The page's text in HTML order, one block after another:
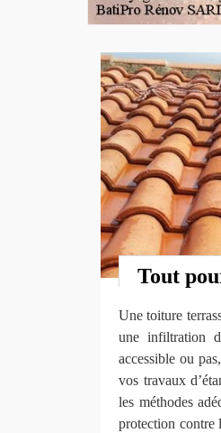
Tout
Une toiture
une infiltration
accessible ou
vos travaux
les méthodes
protection contre